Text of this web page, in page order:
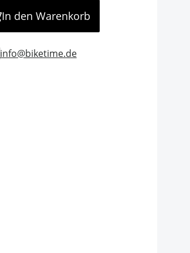
In den Warenkorb
info@biketime.de